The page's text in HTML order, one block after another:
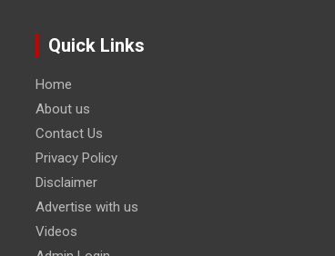
Quick Links
Home
About us
Contact Us
Privacy Policy
Disclaimer
Advertise with us
Videos